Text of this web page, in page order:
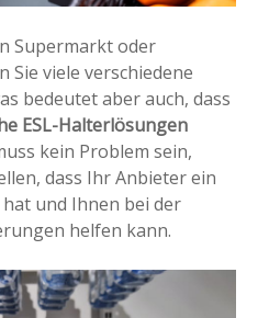
Supermarkt oder
Sie viele verschiedene
bedeutet aber auch, dass
ESL-Halterlösungen
kein Problem sein,
dass Ihr Anbieter ein
und Ihnen bei der
helfen kann.